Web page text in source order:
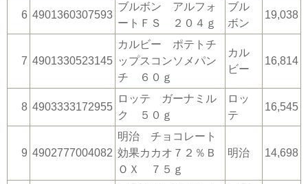
6 4901360307593
ブルボン アルフォ
ートＦＳ ２０４ｇ
ブル
ボン
19,038
7 4901330523145
カルビー ポテトチ
ップスコンソメパン
チ ６０ｇ
カル
ビー
16,814
8 4903333172955
ロッテ ガーナミル
ク ５０ｇ
ロッ
テ
16,545
9 4902777004082
明治 チョコレート
効果カカオ７２％Ｂ
ＯＸ ７５ｇ
明治 14,698